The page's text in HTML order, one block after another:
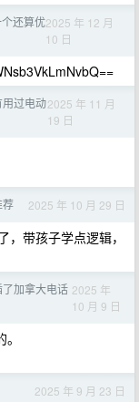
还算优2025 年 12 月
10 日
过电动2025 年 11 月
19 日
荐 2025 年 10 月 29 日
带孩子学点逻辑，
加拿大电话 2025 年
10 月 9 日
2025 年 9 月 23 日